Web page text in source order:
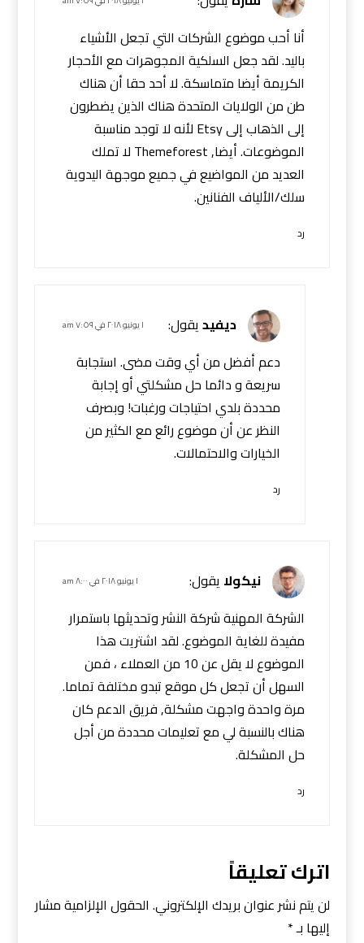
أنا أحب موضوع الشركات التي تجعل الأشياء
باليد. لقد جعل السلكية المجوهرات مع الأحجار
الكريمة أيضا متماسكة. لا أحد حقا أن هناك
طن من الولايات المتحدة هناك الذين يضطرون
إلى الذهاب إلى Etsy لأنه لا توجد مناسبة
الموضوعات. أيضا, Themeforest لا تملك
العديد من المواضيع في جميع موجهة اليدوية
سلك/الألياف الفنانين.
رد
ديفيديقول: ١ يونيو ٢٠١٨ في ٧:٥٩ am
دعم أفضل من أي وقت مضى. استجابة
سريعة و دائما حل مشكلتي أو إجابة
محددة بلدي احتياجات ورغبات! وبصرف
النظر عن أن موضوع رائع مع الكثير من
الخيارات والاحتمالات.
رد
نيكولا يقول: ١ يونيو ٢٠١٨ في ٨:٠٠ am
الشركة المهنية شركة النشر وتحديثها باستمرار
مفيدة للغاية الموضوع. لقد اشتريت هذا
الموضوع لا يقل عن 10 من العملاء ، فمن
السهل أن تجعل كل موقع تبدو مختلفة تماما.
مرة واحدة واجهت مشكلة, فريق الدعم كان
هناك بالنسبة لي مع تعليمات محددة من أجل
حل المشكلة.
رد
اترك تعليقاً
لن يتم نشر عنوان بريدك الإلكتروني. الحقول الإلزامية مشار
إليها بـ*